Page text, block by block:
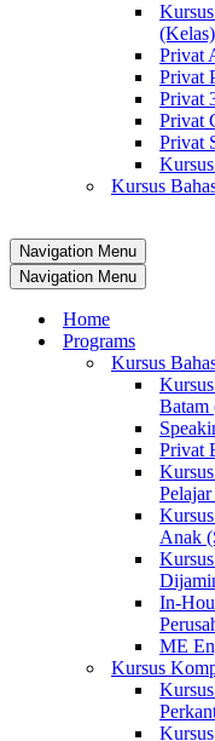
(Kelas)
Privat
Privat
Privat
Privat
Privat
Kursus
Navigation Menu
Navigation Menu
Home
Programs
Kursus
Batam
Privat
Anak
In-
ME
Kursus